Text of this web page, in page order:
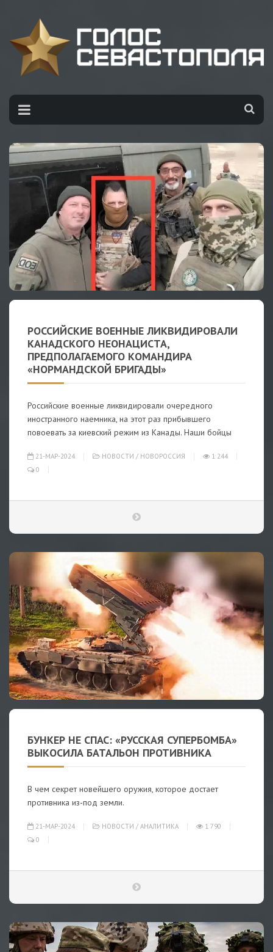
РОССИЙСКИЕ ВОЕННЫЕ ЛИКВИДИРОВАЛИ
КАНАДСКОГО НЕОНАЦИСТА,
ПРЕДПОЛАГАЕМОГО КОМАНДИРА
«НОРМАНДСКОЙ БРИГАДЫ»
Российские военные ликвидировали очередного
иностранного наемника, на этот раз прибывшего
повоевать за киевский режим из Канады. Наши бойцы
21-МАР-2024 НОВОСТИ / НОВОРОССИЯ
1 244
0
БУНКЕР НЕ СПАС: «РУССКАЯ СУПЕРБОМБА»
ВЫКОСИЛА БАТАЛЬОН ПРОТИВНИКА
В чем секрет новейшего оружия, которое достает
противника из-под земли.
21-МАР-2024 НОВОСТИ / АНАЛИТИКА
1 790
0